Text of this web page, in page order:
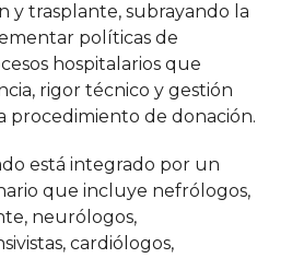
y trasplante, subrayando la
políticas de
hospitalarios que
rigor técnico y gestión
procedimiento de donación.
está integrado por un
que incluye nefrólogos,
neurólogos,
cardiólogos,